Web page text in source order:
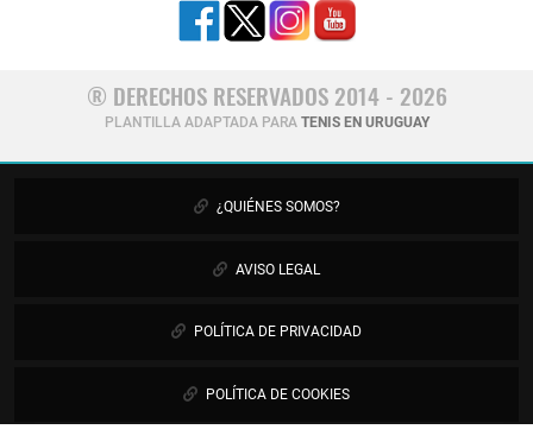
® DERECHOS RESERVADOS 2014 - 2026
PLANTILLA ADAPTADA PARA TENIS EN URUGUAY
¿QUIÉNES SOMOS?
AVISO LEGAL
POLÍTICA DE PRIVACIDAD
POLÍTICA DE COOKIES